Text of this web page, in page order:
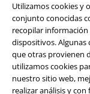
Utilizamos cookies y
conjunto conocidas
recopilar
dispositivos.
que otras provienen
utilizamos cookies
nuestro sitio web,
realizar análisis y